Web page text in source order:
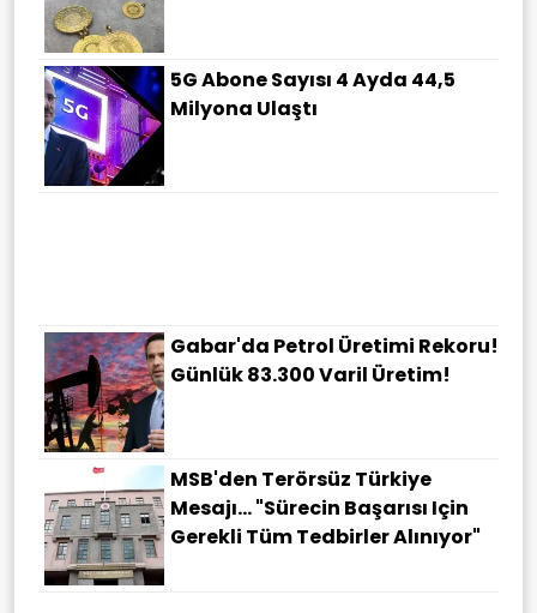
5G Abone Sayısı 4 Ayda 44,5
Milyona Ulaştı
Gabar'da Petrol Üretimi Rekoru!
Günlük 83.300 Varil Üretim!
MSB'den Terörsüz Türkiye
Mesajı... "Sürecin Başarısı Için
Gerekli Tüm Tedbirler Alınıyor"